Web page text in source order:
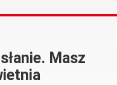
Masz